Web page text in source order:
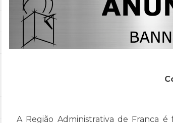
A Região Administrativa de Franca